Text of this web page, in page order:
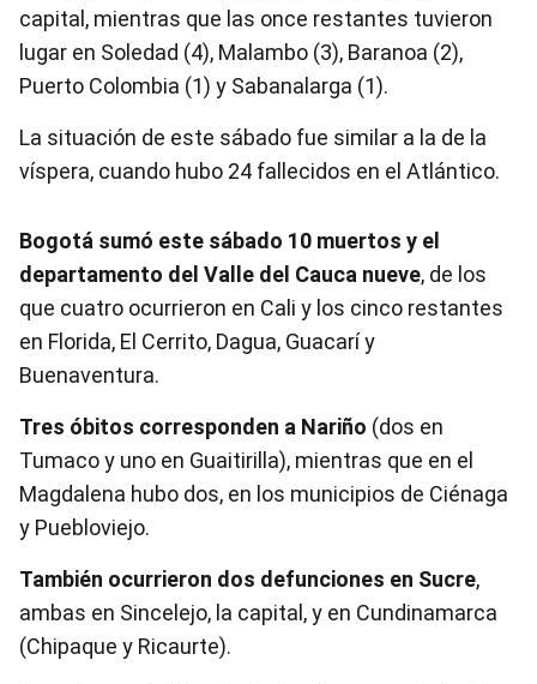
capital, mientras que las once restantes tuvieron
lugar en Soledad (4), Malambo (3), Baranoa (2),
Puerto Colombia (1) y Sabanalarga (1).
La situación de este sábado fue similar a la de la
víspera, cuando hubo 24 fallecidos en el Atlántico.
Bogotá sumó este sábado 10 muertos y el
departamento del Valle del Cauca nueve, de los
que cuatro ocurrieron en Cali y los cinco restantes
en Florida, El Cerrito, Dagua, Guacarí y
Buenaventura.
Tres óbitos corresponden a Nariño (dos en
Tumaco y uno en Guaitirilla), mientras que en el
Magdalena hubo dos, en los municipios de Ciénaga
y Puebloviejo.
También ocurrieron dos defunciones en Sucre,
ambas en Sincelejo, la capital, y en Cundinamarca
(Chipaque y Ricaurte).